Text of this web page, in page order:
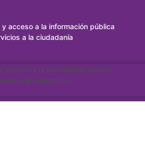
acceso a la información pública
a la ciudadanía
acceso a la información pública
a la ciudadanía